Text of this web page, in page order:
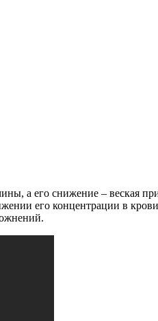
а его снижение – веская
его концентрации в